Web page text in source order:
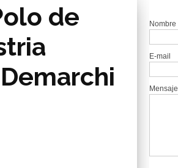
de
Nombre
E-mail
Mensaje